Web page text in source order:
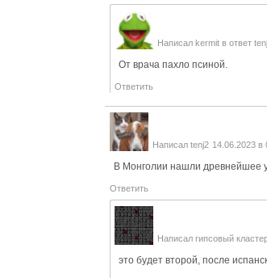
Написалkermit в ответ
От врача пахло псиной.
Ответить
Написал tenj2 14.06.2023 в
В Монголии нашли древнейшее
Ответить
Написалгипсовый
это будет второй, после